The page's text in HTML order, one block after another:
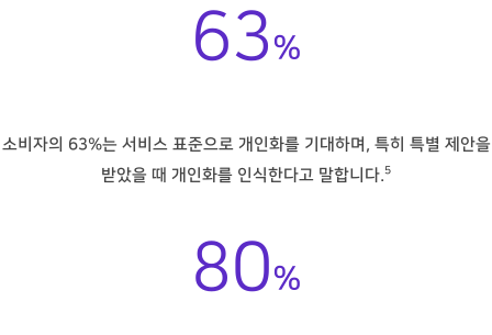
63%
소비자의 63%는 서비스 표준으로 개인화를 기대하며, 특히 특별 제안을
받았을 때 개인화를 인식한다고 말합니다.5
80%